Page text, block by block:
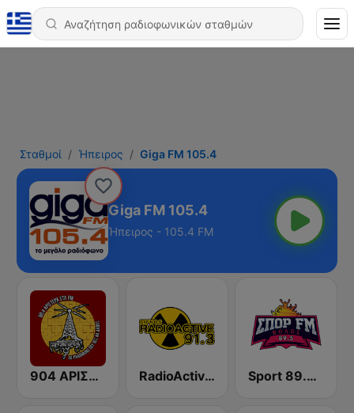
Σταθμοί Ήπειρος Giga FM 105.4
Giga FM 105.4
Ήπειρος - 105.4 FM
904 ΑΡΙΣΤΕΡΑ ΣΤΑ FM RadioActive 91.3 FM - Sifnos Sport 89.5 FM